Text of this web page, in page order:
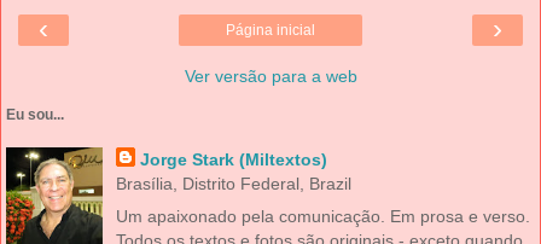
‹ ›
Página inicial
Ver versão para a web
Eu sou...
Jorge Stark (Miltextos)
Brasília, Distrito Federal, Brazil
Um apaixonado pela comunicação. Em prosa e verso.